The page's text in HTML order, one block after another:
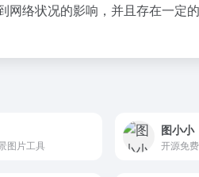
络状况的影响，并且存在一定的
图片工具
图小小
开源免